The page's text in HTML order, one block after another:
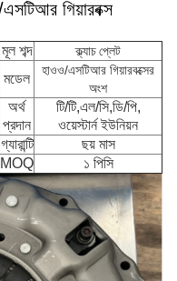
গিয়ারবক্স
মূল শব্দ ক্ল্যাচ প্লেট
মডেল
হাওও/এসটিআর গিয়ারবক্সের
অংশ
অর্থ
প্রদান
টি/টি,এল/সি,ডি/পি,
ওয়েস্টার্ন ইউনিয়ন
গ্যারান্টি
ছয় মাস
MOQ ১ পিসি